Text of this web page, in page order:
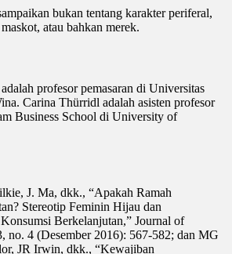
bukan tentang karakter periferal,
atau bahkan merek.
profesor pemasaran di Universitas
Carina Thürridl adalah asisten profesor
Business School di University of
J. Ma, dkk., “Apakah Ramah
Stereotip Feminin Hijau dan
Berkelanjutan,” Journal of
no. 4 (Desember 2016): 567-582; dan MG
JR Irwin, dkk., “Kewajiban